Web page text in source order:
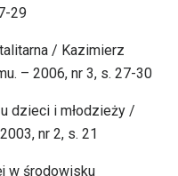
29
/ Kazimierz
– 2006, nr 3, s. 27-30
dzieci i młodzieży /
nr 2, s. 21
w środowisku